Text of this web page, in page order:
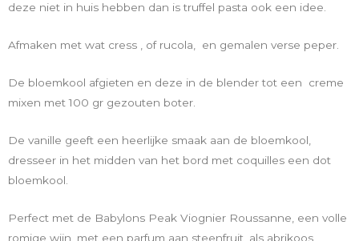
deze niet in huis hebben dan is truffel pasta ook een idee.
Afmaken met wat cress , of rucola, en gemalen verse peper.
De bloemkool afgieten en deze in de blender tot een creme
mixen met 100 gr gezouten boter.
De vanille geeft een heerlijke smaak aan de bloemkool,
dresseer in het midden van het bord met coquilles een dot
bloemkool.
Perfect met de Babylons Peak Viognier Roussanne, een volle
romige wijn, met een parfum aan steenfruit, als abrikoos,